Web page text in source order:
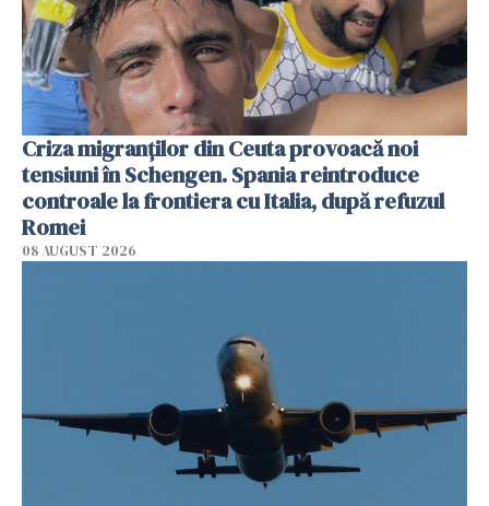
Criza migranților din Ceuta provoacă noi
tensiuni în Schengen. Spania reintroduce
controale la frontiera cu Italia, după refuzul
Romei
08 AUGUST 2026